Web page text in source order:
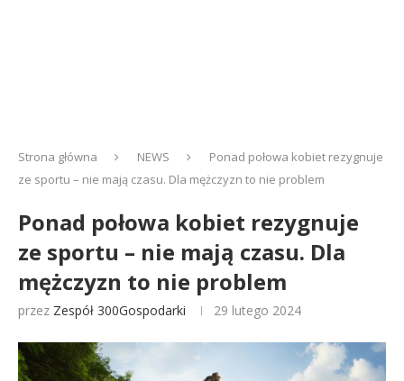
Strona główna NEWS
Ponad połowa kobiet rezygnuje
ze sportu – nie mają czasu. Dla mężczyzn to nie problem
Ponad połowa kobiet rezygnuje
ze sportu – nie mają czasu. Dla
mężczyzn to nie problem
przez Zespół 300Gospodarki 29 lutego 2024